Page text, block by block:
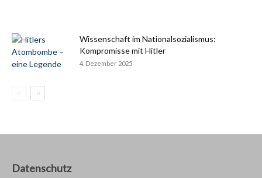
Wissenschaft im Nationalsozialismus:
Kompromisse mit Hitler
4. Dezember 2025
Datenschutz